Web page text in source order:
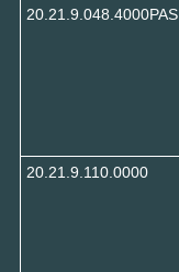
20.21.9.048.4000PAS
20.21.9.110.0000